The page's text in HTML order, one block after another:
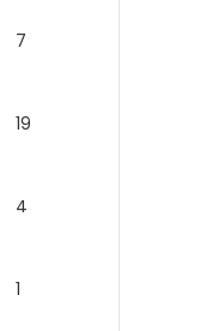
7
19
4
1